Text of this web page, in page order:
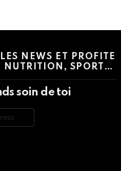
NEWS ET PROFITE
NUTRITION, SPORT…
soin de toi